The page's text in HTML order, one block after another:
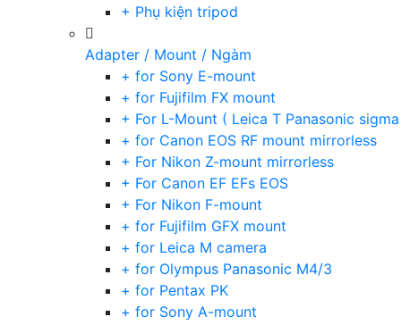
+ Phụ kiện tripod
Adapter / Mount / Ngàm
+ for Sony E-mount
+ for Fujifilm FX mount
+ For L-Mount ( Leica T Panasonic
+ for Canon EOS RF mount mirrorless
+ For Nikon Z-mount mirrorless
+ For Canon EF EFs EOS
+ For Nikon F-mount
+ for Fujifilm GFX mount
+ for Leica M camera
+ for Olympus Panasonic M4/3
+ for Pentax PK
+ for Sony A-mount